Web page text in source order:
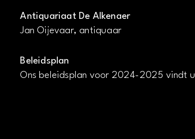
Antiquariaat De Alkenaer
Jan Oijevaar, antiquaar
Beleidsplan
Ons beleidsplan voor 2024-2025 vindt u